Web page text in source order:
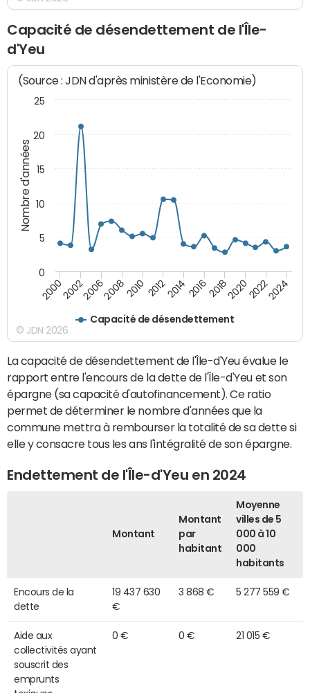
Capacité de désendettement de l'Île-
d'Yeu
Nombre d'années
(Source : JDN d'après ministère de l'Economie)
Capacité de désendettement
20002002200620082010 2012201420162018202020222024
0
5
10
15
20
25
© JDN 2026
La capacité de désendettement de l'Île-d'Yeu évalue le
rapport entre l'encours de la dette de l'Île-d'Yeu et son
épargne (sa capacité d'autofinancement). Ce ratio
permet de déterminer le nombre d'années que la
commune mettra à rembourser la totalité de sa dette si
elle y consacre tous les ans l'intégralité de son épargne.
Endettement de l'Île-d'Yeu en 2024
Montant
Montant
par
habitant
Moyenne
villes de 5
000 à 10
000
habitants
Encours de la
dette
19 437 630
€
3 868 € 5 277 559 €
Aide aux
collectivités ayant
souscrit des
emprunts
0 € 0 € 21 015 €